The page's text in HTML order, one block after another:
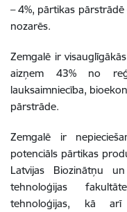
– 4%, pārtikas pārstrādē
nozarēs.
Zemgalē ir
aizņem 43% no
lauksaimniecība,
pārstrāde.
Zemgalē ir
potenciāls pārtikas
Latvijas Biozinātņu
tehnoloģijas
tehnoloģijas, kā arī